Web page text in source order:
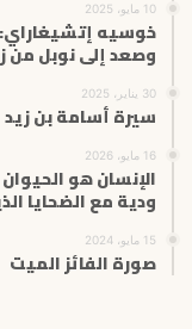
10 مايو، 2025
خوسيه
وصعد إلى نوبل من
30 يناير، 2025
سيرة أسامة بن زيد
16 مايو، 2026
الإنسان هو
ودية مع الضحايا
15 مايو، 2024
صورة الفائز الميت